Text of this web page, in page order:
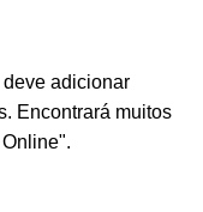
adicionar
Encontrará muitos